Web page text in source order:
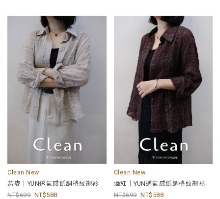
Clean New
燕麥｜YUN透氣感低調格紋襯衫
699
588
Clean New
酒紅｜YUN透氣感低調格紋襯衫
699
588